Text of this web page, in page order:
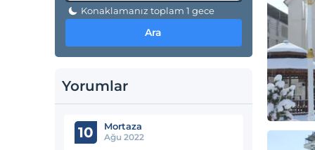
Konaklamanız toplam 1 gece
Ara
Yorumlar
10 Mortaza
Ağu 2022